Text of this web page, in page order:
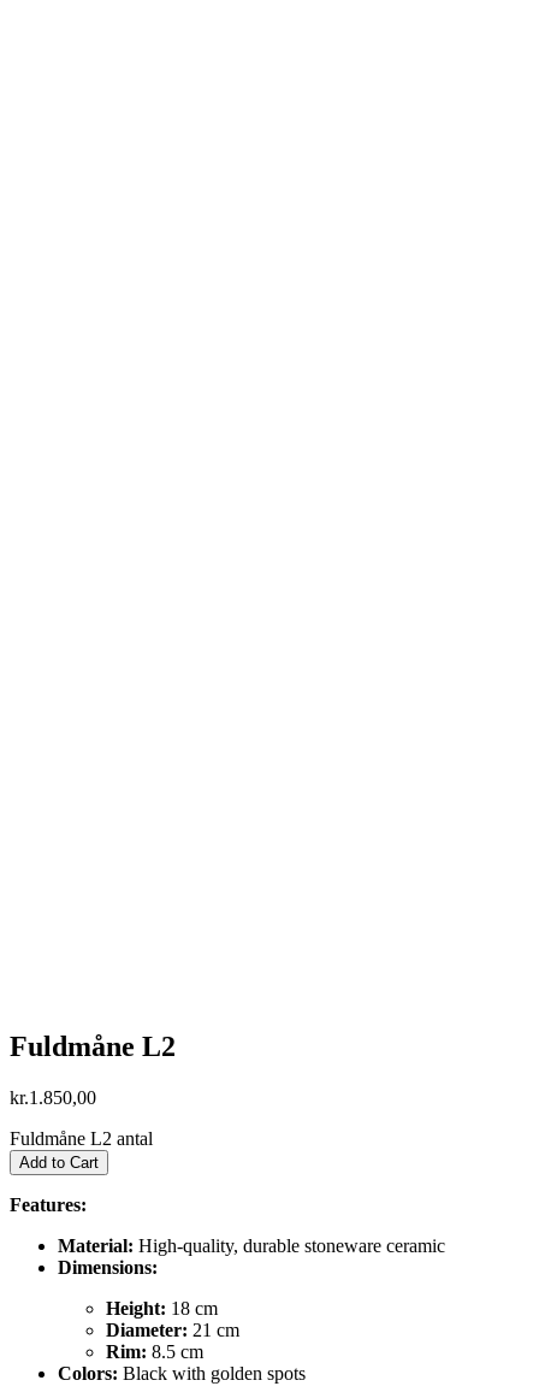
Fuldmåne L2
kr.1.850,00
Fuldmåne L2 antal
Add to Cart
Features:
Material: High-quality, durable stoneware ceramic
Dimensions:
Height: 18 cm
Diameter: 21 cm
Rim: 8.5 cm
Colors: Black with golden spots